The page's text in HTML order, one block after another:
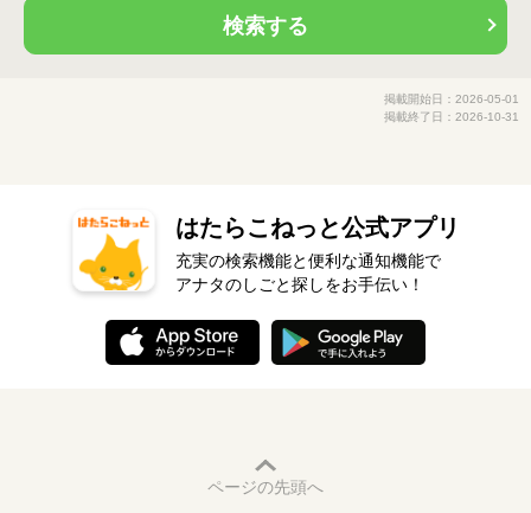
検索する
掲載開始日：2026-05-01
掲載終了日：2026-10-31
はたらこねっと公式アプリ
充実の検索機能と便利な通知機能で
アナタのしごと探しをお手伝い！
ページの先頭へ